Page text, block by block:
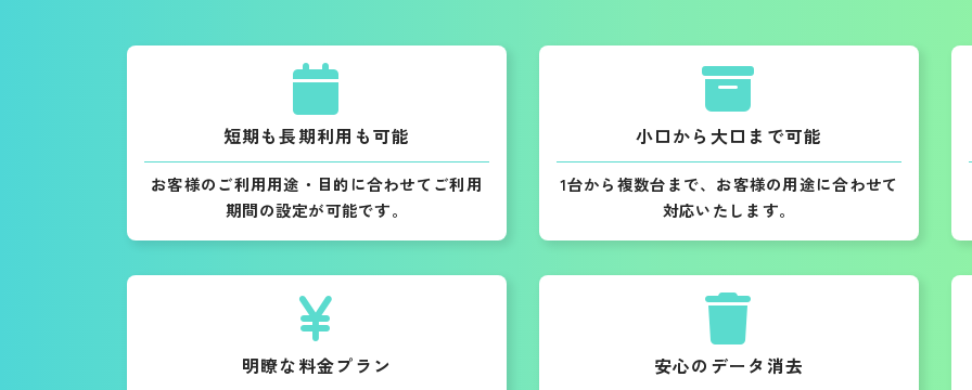
短期も長期利用も可能
お客様のご利用用途・目的に合わせてご利用
期間の設定が可能です。
小口から大口まで可能
1台から複数台まで、お客様の用途に合わせて
対応いたします。
明瞭な料金プラン 安心のデータ消去